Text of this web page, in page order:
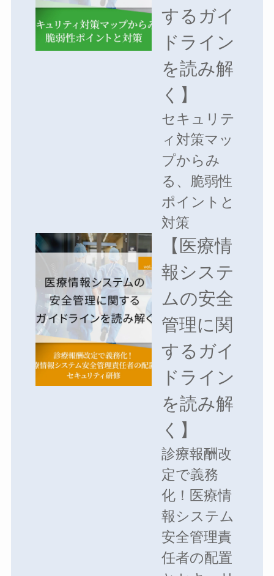
するガイ
ドライン
を読み解
く】
セキュリテ
ィ対策マッ
プからみ
る、脆弱性
ポイントと
対策
【医療情
報システ
ムの安全
管理に関
するガイ
ドライン
を読み解
く】
診療報酬改
定で義務
化！医療情
報システム
安全管理責
任者の配置